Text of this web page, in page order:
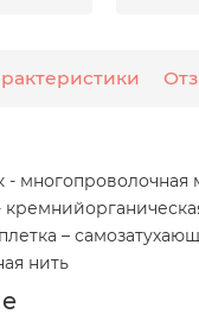
- многопроволочная
–
нить